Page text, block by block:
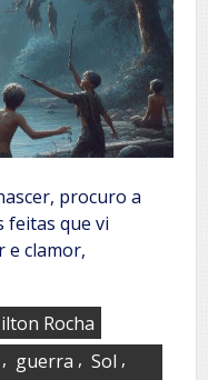
procuro a
feitas que vi
e clamor,
Rocha
, guerra , Sol ,